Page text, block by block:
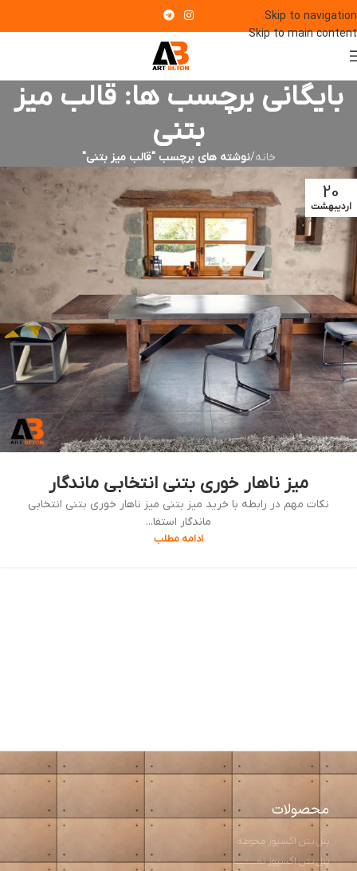
Skip to navigation
Skip to main content
بایگانی برچسب ها: قالب میز
بتنی
خانه/نوشته های برچسب "قالب میز بتنی"
20
اردیبهشت
میز ناهار خوری بتنی انتخابی ماندگار
نکات مهم در رابطه با خرید میز بتنی میز ناهار خوری بتنی انتخابی
ماندگار استفا...
ادامه مطلب
محصولات
پنل بتن اکسپوز محوطه
پنل بتن اکسپوز نمـــــــــا